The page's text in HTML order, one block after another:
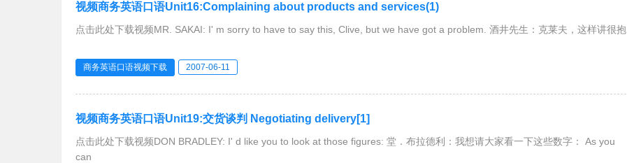
视频商务英语口语Unit16:Complaining about products and services(1)
点击此处下载视频MR. SAKAI: I' m sorry to have to say this, Clive, but we have got a problem. 酒井先生：克莱夫，这样讲很抱
商务英语口语视频下载 2007-06-11
视频商务英语口语Unit19:交货谈判 Negotiating delivery[1]
点击此处下载视频DON BRADLEY: I' d like you to look at those figures: 堂．布拉德利：我想请大家看一下这些数字： As you
can